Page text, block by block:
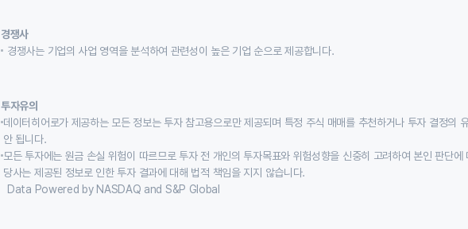
경쟁사
경쟁사는 기업의 사업 영역을 분석하여 관련성이 높은 기업 순으로 제공합니다.
투자유의
데이터히어로가 제공하는 모든 정보는 투자 참고용으로만 제공되며 특정 주식 매매를 추천하거나 투자 결정의
안 됩니다.
모든 투자에는 원금 손실 위험이 따르므로 투자 전 개인의 투자목표와 위험성향을 신중히 고려하여 본인 판단에
당사는 제공된 정보로 인한 투자 결과에 대해 법적 책임을 지지 않습니다.
Data Powered by NASDAQ and S&P Global